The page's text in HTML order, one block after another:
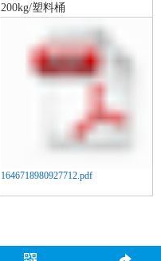
200kg/塑料桶
1646718980927712.pdf